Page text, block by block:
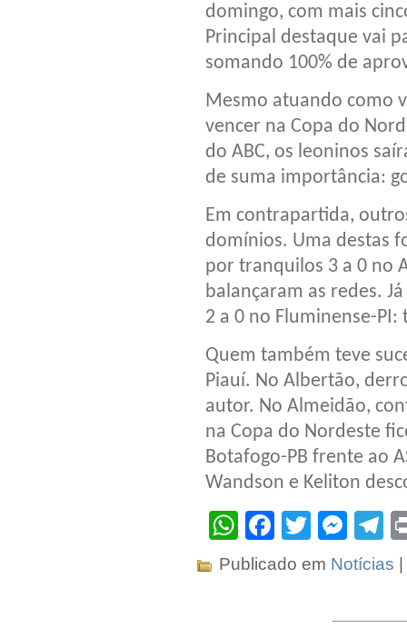
domingo, com mais
Principal destaque vai
somando 100% de
Mesmo atuando como
vencer na Copa do
do ABC, os leoninos
de suma importância:
Em contrapartida,
domínios. Uma destas
por tranquilos 3 a 0 no
balançaram as redes.
2 a 0 no Fluminense-
Quem também teve
Piauí. No Albertão,
autor. No Almeidão,
na Copa do Nordeste
Botafogo-PB frente ao
Wandson e Keliton
WhatsApp
Facebook
Twitter
Publicado em Notícias |